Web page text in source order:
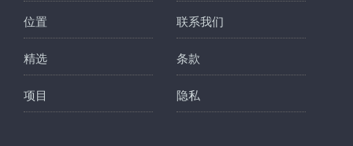
位置
精选
项目
联系我们
条款
隐私